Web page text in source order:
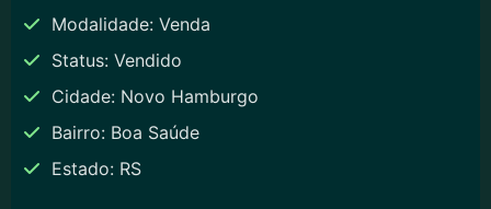
Modalidade: Venda
Status: Vendido
Cidade: Novo Hamburgo
Bairro: Boa Saúde
Estado: RS